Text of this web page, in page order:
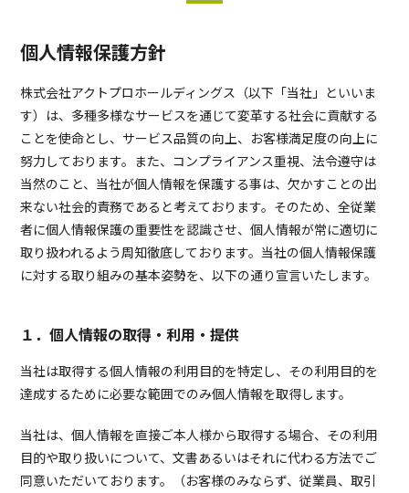
個人情報保護方針
株式会社アクトプロホールディングス（以下「当社」といいま
す）は、多種多様なサービスを通じて変革する社会に貢献する
ことを使命とし、サービス品質の向上、お客様満足度の向上に
努力しております。また、コンプライアンス重視、法令遵守は
当然のこと、当社が個人情報を保護する事は、欠かすことの出
来ない社会的責務であると考えております。そのため、全従業
者に個人情報保護の重要性を認識させ、個人情報が常に適切に
取り扱われるよう周知徹底しております。当社の個人情報保護
に対する取り組みの基本姿勢を、以下の通り宣言いたします。
１．個人情報の取得・利用・提供
当社は取得する個人情報の利用目的を特定し、その利用目的を
達成するために必要な範囲でのみ個人情報を取得します。
当社は、個人情報を直接ご本人様から取得する場合、その利用
目的や取り扱いについて、文書あるいはそれに代わる方法でご
同意いただいております。（お客様のみならず、従業員、取引